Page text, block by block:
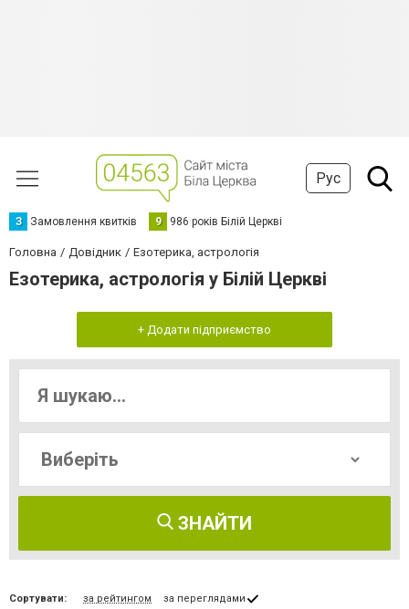
Рус
З Замовлення квитків 9 986 років Білій Церкві
Головна Довідник Езотерика, астрологія
Езотерика, астрологія у Білій Церкві
+ Додати підприємство
ЗНАЙТИ
Сортувати: за рейтингом за переглядами